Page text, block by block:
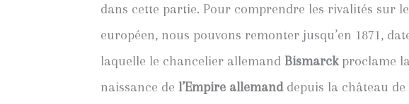
dans cette partie. Pour comprendre les rivalités sur
européen, nous pouvons remonter jusqu’en 1871,
laquelle le chancelier allemand Bismarckproclame la
naissance de l’Empire allemanddepuis la château de